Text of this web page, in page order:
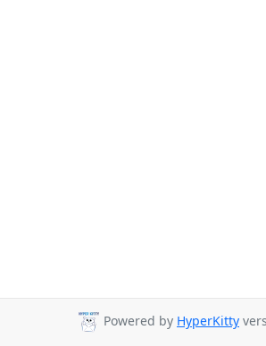
Powered by HyperKitty